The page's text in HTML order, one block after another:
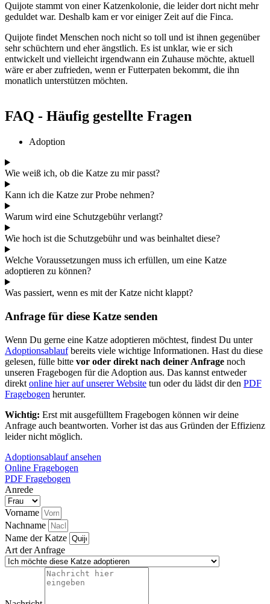
Quijote stammt von einer Katzenkolonie, die leider dort nicht mehr
geduldet war. Deshalb kam er vor einiger Zeit auf die Finca.
Quijote findet Menschen noch nicht so toll und ist ihnen gegenüber
sehr schüchtern und eher ängstlich. Es ist unklar, wie er sich
entwickelt und vielleicht irgendwann ein Zuhause möchte, aktuell
wäre er aber zufrieden, wenn er Futterpaten bekommt, die ihn
monatlich unterstützen möchten.
FAQ - Häufig gestellte Fragen
Adoption
Wie weiß ich, ob die Katze zu mir passt?
Kann ich die Katze zur Probe nehmen?
Warum wird eine Schutzgebühr verlangt?
Wie hoch ist die Schutzgebühr und was beinhaltet diese?
Welche Voraussetzungen muss ich erfüllen, um eine Katze
adoptieren zu können?
Was passiert, wenn es mit der Katze nicht klappt?
Anfrage für diese Katze senden
Wenn Du gerne eine Katze adoptieren möchtest, findest Du unter
Adoptionsablaufbereits viele wichtige Informationen. Hast du diese
gelesen, fülle bitte vor oder direkt nach deiner Anfrage noch
unseren Fragebogen für die Adoption aus. Das kannst entweder
direkt online hier auf unserer Website tun oder du lädst dir den PDF
Fragebogen herunter.
Wichtig: Erst mit ausgefülltem Fragebogen können wir deine
Anfrage auch beantworten. Vorher ist das aus Gründen der Effizienz
leider nicht möglich.
Adoptionsablauf ansehen
Online Fragebogen
PDF Fragebogen
Anrede
Vorname
Nachname
Name der Katze
Art der Anfrage